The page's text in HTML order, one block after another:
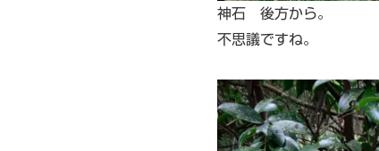
神石 後方から。
不思議ですね。